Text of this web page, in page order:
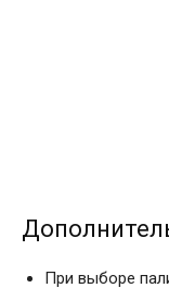
При выборе